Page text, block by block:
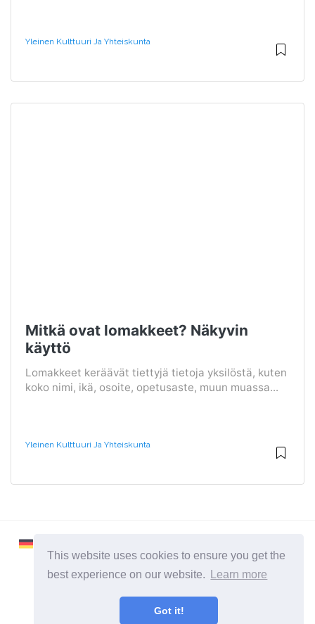
This website uses cookies to ensure you get the
best experience on our website.
Learn more
Got it!
Yleinen Kulttuuri Ja Yhteiskunta
Mitkä ovat lomakkeet? Näkyvin
käyttö
Lomakkeet keräävät tiettyjä tietoja yksilöstä, kuten
koko nimi, ikä, osoite, opetusaste, muun muassa...
Yleinen Kulttuuri Ja Yhteiskunta
2026 ©Learnaboutworld
Kaikki kategoriat